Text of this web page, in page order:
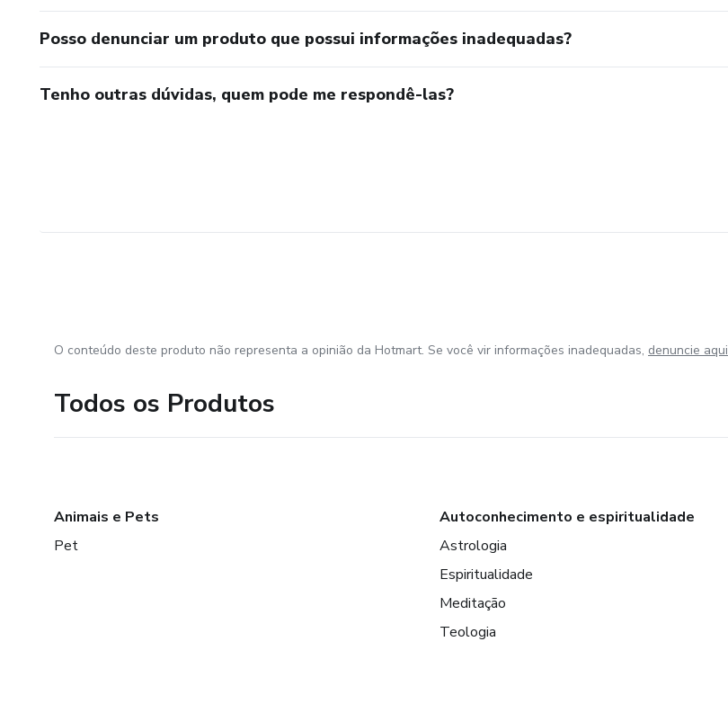
Posso denunciar um produto que possui informações inadequadas?
Tenho outras dúvidas, quem pode me respondê-las?
O conteúdo deste produto não representa a opinião da Hotmart. Se você vir informações inadequadas, denuncie aqui
Todos os Produtos
Animais e Pets
Pet
Autoconhecimento e espiritualidade
Astrologia
Espiritualidade
Meditação
Teologia